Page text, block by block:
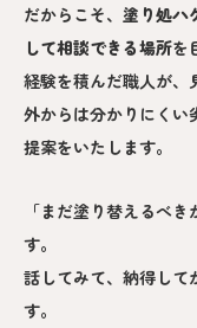
だからこそ、 塗り処ハ
して相談できる場所を
経験を積んだ職人が、
外からは分かりにくい
提案をいたします。
「まだ塗り替えるべ
す。
話してみて、納得して
す。